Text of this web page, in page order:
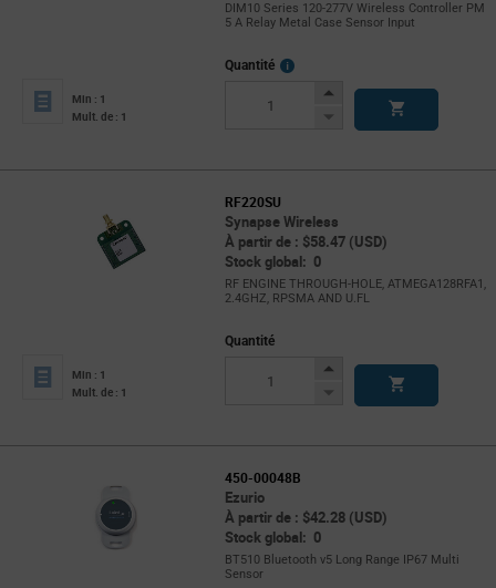
DIM10 Series 120-277V Wireless Controller PM
5 A Relay Metal Case Sensor Input
Min : 1
Mult. de : 1
Quantité
More
Increase
Decrease
RF220SU
Synapse Wireless
À partir de : $58.47 (USD)
Stock global: 0
RF ENGINE THROUGH-HOLE, ATMEGA128RFA1,
2.4GHZ, RPSMA AND U.FL
Min : 1
Mult. de : 1
Quantité
Increase
Decrease
450-00048B
Ezurio
À partir de : $42.28 (USD)
Stock global: 0
BT510 Bluetooth v5 Long Range IP67 Multi
Sensor